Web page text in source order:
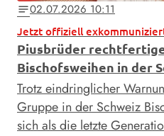
notes02.07.2026 10:11
Jetzt offiziell
Piusbrüder
Bischofsweihen in der
Trotz eindringlicher
Gruppe in der Schweiz
sich als die letzte